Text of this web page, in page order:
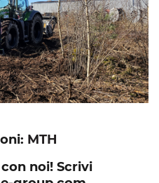
MTH
noi! Scrivi